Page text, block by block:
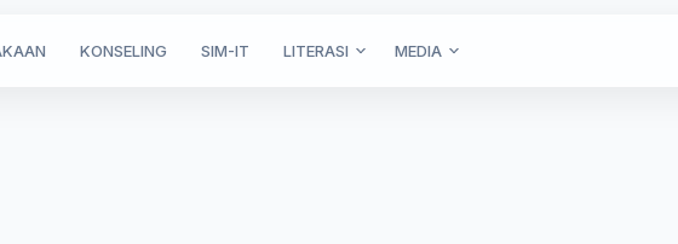
KONSELING SIM-IT LITERASI MEDIA